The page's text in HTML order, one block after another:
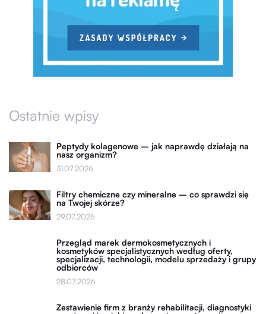
Ostatnie wpisy
Peptydy kolagenowe – jak naprawdę działają na
nasz organizm?
31.07.2026
Filtry chemiczne czy mineralne – co sprawdzi się
na Twojej skórze?
29.07.2026
Przegląd marek dermokosmetycznych i
kosmetyków specjalistycznych według oferty,
specjalizacji, technologii, modelu sprzedaży i grupy
odbiorców
28.07.2026
Zestawienie firm z branży rehabilitacji, diagnostyki